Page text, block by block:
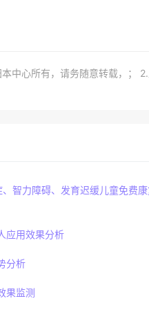
中心所有，请务随意转载，；
智力障碍、发育迟缓儿童免费康
应用效果分析
分析
果监测